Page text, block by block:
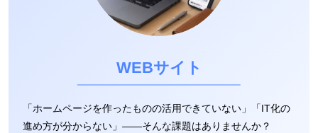
WEBサイト
「ホームページを作ったものの活用できていない」「IT化の
進め方が分からない」――そんな課題はありませんか？